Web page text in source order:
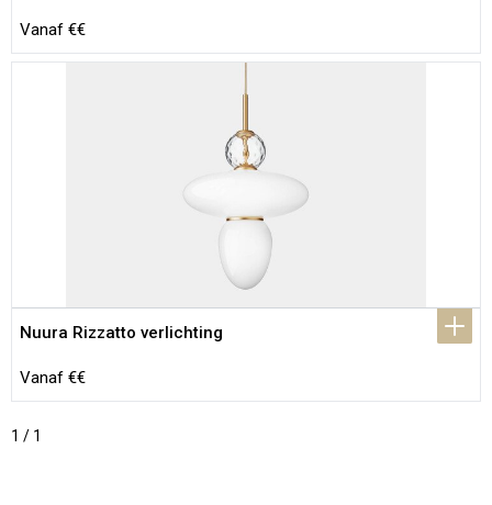
Vanaf €€
Nuura Rizzatto verlichting
Vanaf €€
1 / 1